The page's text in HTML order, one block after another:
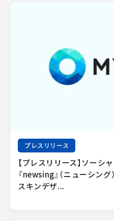
プレスリリース
【プレスリリース】ソーシ
『newsing』（ニューシン
スキンデザ...